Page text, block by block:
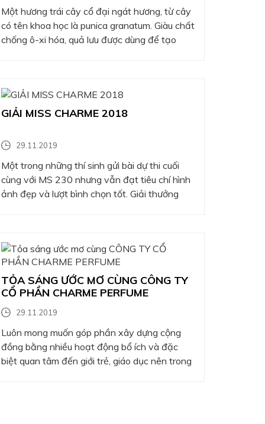
Một hương trái cây cổ đại ngát hương, từ cây
có tên khoa học là punica granatum. Giàu chất
chống ô-xi hóa, quả lưu được dùng để tạo
GIẢI MISS CHARME 2018
29.11.2019
Một trong những thí sinh gửi bài dự thi cuối
cùng với MS 230 nhưng vẫn đạt tiêu chí hình
ảnh đẹp và lượt bình chọn tốt. Giải thưởng
CHARME
TỎA SÁNG ƯỚC MƠ CÙNG CÔNG TY
CỔ PHẦN CHARME PERFUME
29.11.2019
Luôn mong muốn góp phần xây dựng cộng
đồng bằng nhiều hoạt động bổ ích và đặc
biệt quan tâm đến giới trẻ, giáo dục nên trong